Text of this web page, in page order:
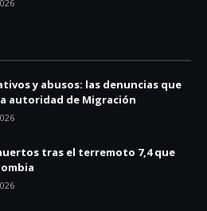
y abusos: las denuncias que
autoridad de Migración
tras el terremoto 7,4 que